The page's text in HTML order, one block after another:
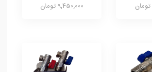
9,450,000 تومان